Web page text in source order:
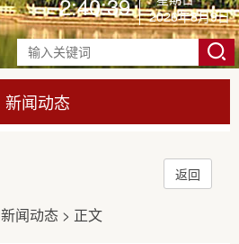
2026年8月9日
新闻动态
新闻动态 > 正文
返回